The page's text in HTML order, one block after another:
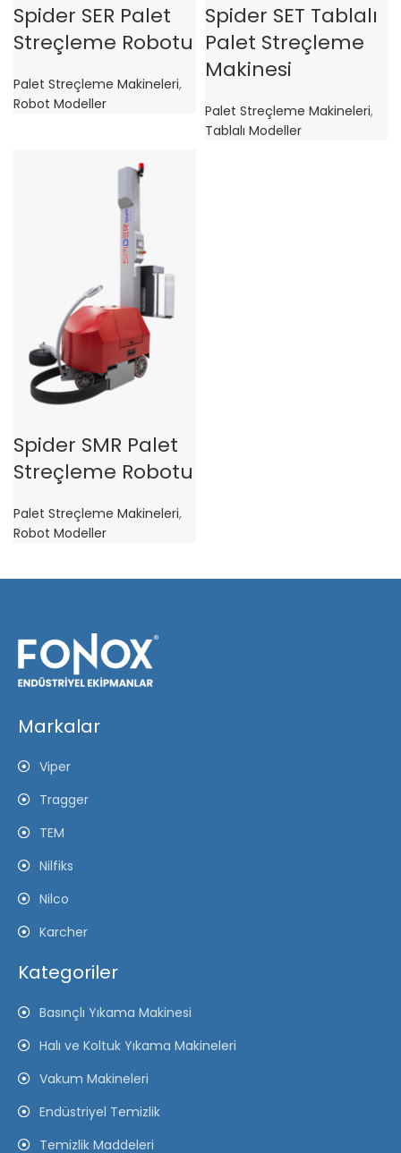
Spider SER Palet
Streçleme Robotu
Palet Streçleme Makineleri,
Robot Modeller
Spider SET Tablalı
Palet Streçleme
Makinesi
Palet Streçleme Makineleri,
Tablalı Modeller
Spider SMR Palet
Streçleme Robotu
Palet Streçleme Makineleri,
Robot Modeller
Markalar
Viper
Tragger
TEM
Nilfiks
Nilco
Karcher
Kategoriler
Basınçlı Yıkama Makinesi
Halı ve Koltuk Yıkama Makineleri
Vakum Makineleri
Endüstriyel Temizlik
Temizlik Maddeleri